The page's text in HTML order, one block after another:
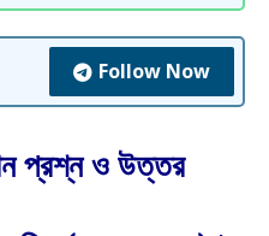
Follow Now
প্রশ্ন ও উত্তর